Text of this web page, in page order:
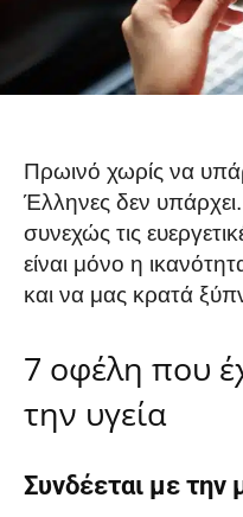
Πρωινό χωρίς να
Έλληνες δεν υπάρχει.
συνεχώς τις
είναι μόνο η
και να μας κρατά
7 οφέλη που
την υγεία
Συνδέεται με την